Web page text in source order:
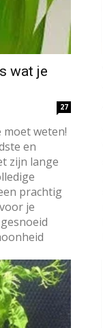
wat je
27
moet weten!
en
zijn lange
prachtig
je